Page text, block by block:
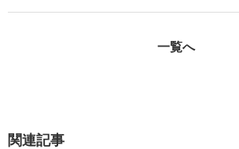
一覧へ
関連記事